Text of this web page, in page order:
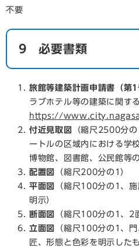
不要
9 必要書類
旅館等建築計画申請書（第1
ラブホテル等の建築に関す
https://
付近見取図
（縮尺2500分
ートルの区域内における学
博物館、図書館、公民館等
配置図
（縮尺200分の1）
平面図
（縮尺100分の1、
明示）
断面図
（縮尺100分の1、2
立面図
（縮尺100分の1、
匠、形態と色彩を明示した